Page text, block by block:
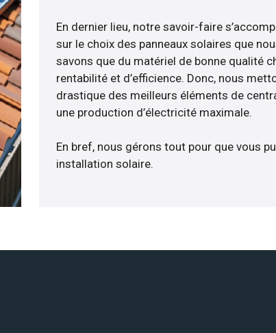
En dernier lieu, notre savoir-faire
sur le choix des panneaux solaires que
savons que du matériel de bonne qualité
rentabilité et d’efficience. Donc, nous
drastique des meilleurs éléments de
une production d’électricité maximale.
En bref, nous gérons tout pour que vous
installation solaire.